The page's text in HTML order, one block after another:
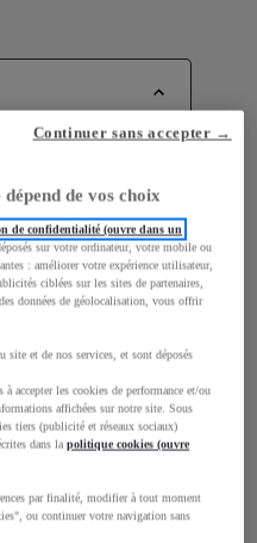
5
de vos choix
de confidentialité (ouvre dans un
sur votre ordinateur, votre mobile ou
: améliorer votre expérience utilisateur,
ciblées sur les sites de partenaires,
données de géolocalisation, vous offrir
site et de nos services, et sont déposés
accepter les cookies de performance et/ou
affichées sur notre site. Sous
tiers (publicité et réseaux sociaux)
dans lapolitique cookies (ouvre
par finalité, modifier à tout moment
ou continuer votre navigation sans
Continuer sans accepter →